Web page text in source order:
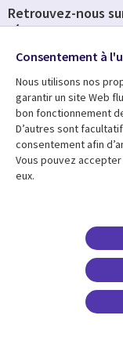
Ressources
Library
Links
Articles
Blog
Retrouvez-nous
réseaux
Social
Media
FRANCE
Consentement à
Nous utilisons nos
garantir un site Web
bon fonctionnement
D’autres sont
consentement afin
Vous pouvez
eux.